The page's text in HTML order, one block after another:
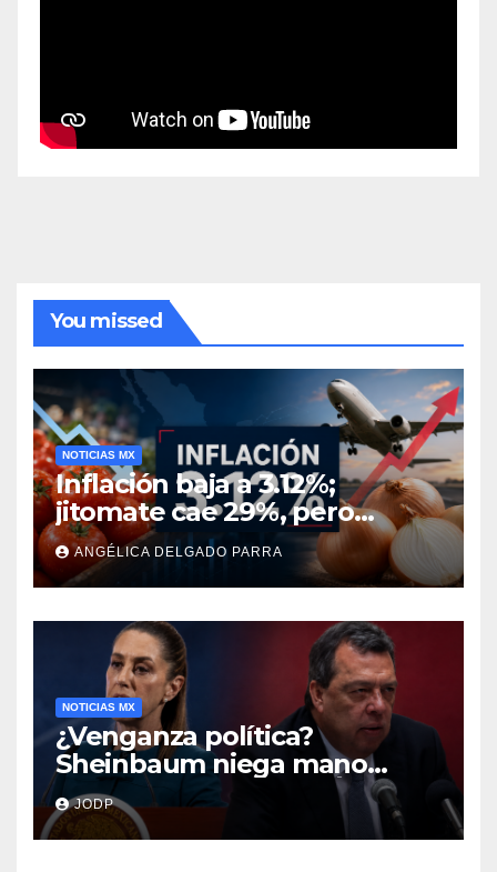
You missed
NOTICIAS MX
Inflación baja a 3.12%;
jitomate cae 29%, pero
cebolla y vuelos se
encarecen
ANGÉLICA DELGADO PARRA
NOTICIAS MX
¿Venganza política?
Sheinbaum niega mano
negra en captura de Ángel
Aguirre
JODP